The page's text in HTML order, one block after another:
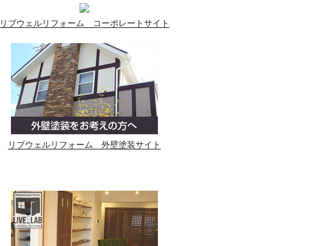
リブウェルリフォーム コーポレートサイト
リブウェルリフォーム 外壁塗装サイト